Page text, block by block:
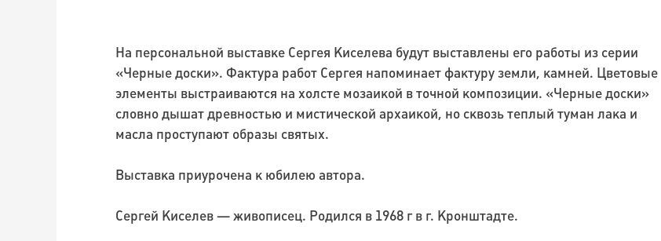
На персональной выставке Сергея Киселева будут выставлены его работы из серии
«Черные доски». Фактура работ Сергея напоминает фактуру земли, камней. Цветовые
элементы выстраиваются на холсте мозаикой в точной композиции. «Черные доски»
словно дышат древностью и мистической архаикой, но сквозь теплый туман лака и
масла проступают образы святых.
Выставка приурочена к юбилею автора.
Сергей Киселев — живописец. Родился в 1968 г в г. Кронштадте.